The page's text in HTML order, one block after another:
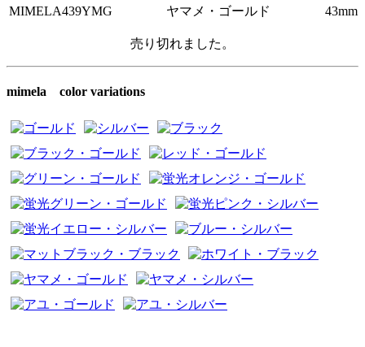
MIMELA439YMG
ヤマメ・ゴールド 43mm
売り切れました。
mimela color variations